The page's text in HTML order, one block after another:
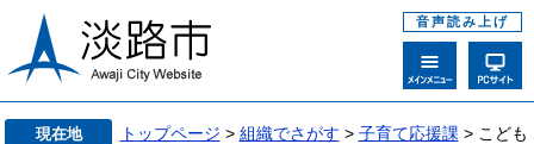
音声読み上げ
現在地 トップページ > 組織でさがす > 子育て応援課 > こども